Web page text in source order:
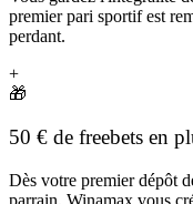
premier pari sportif est
perdant.
+
🎁
50 € de freebets en
Dès votre premier dépôt
parrain, Winamax vous